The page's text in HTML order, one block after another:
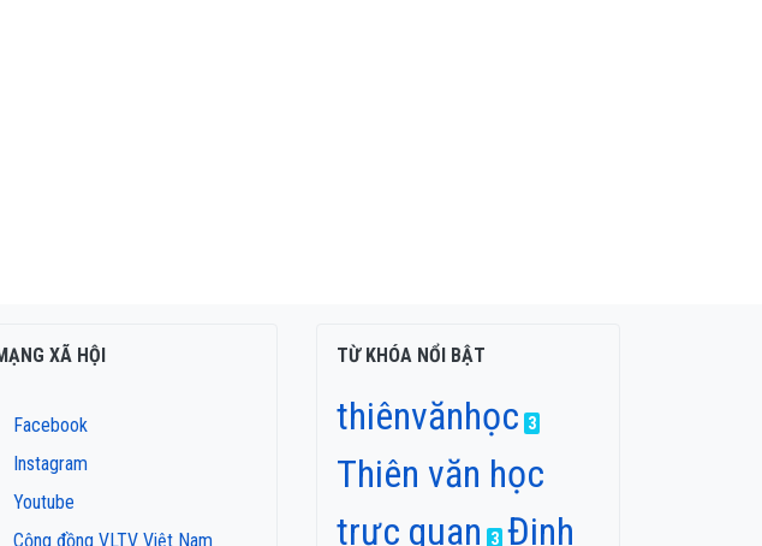
XÃ HỘI
Facebook
Instagram
Youtube
Cộng đồng VLTV Việt Nam
TỪ KHÓA NỔI BẬT
thiênvănhọc 3
Thiên văn học
trực quan
3 Đinh